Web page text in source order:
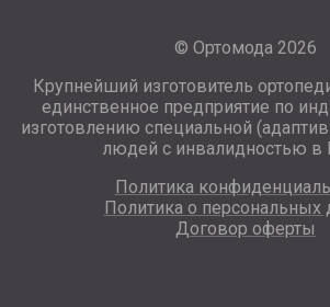
© Ортомода 2026
Крупнейший изготовитель
единственное предприятие по
изготовлению специальной
людей с инвалидностью в
Политика
Политика о персональных
Договор оферты